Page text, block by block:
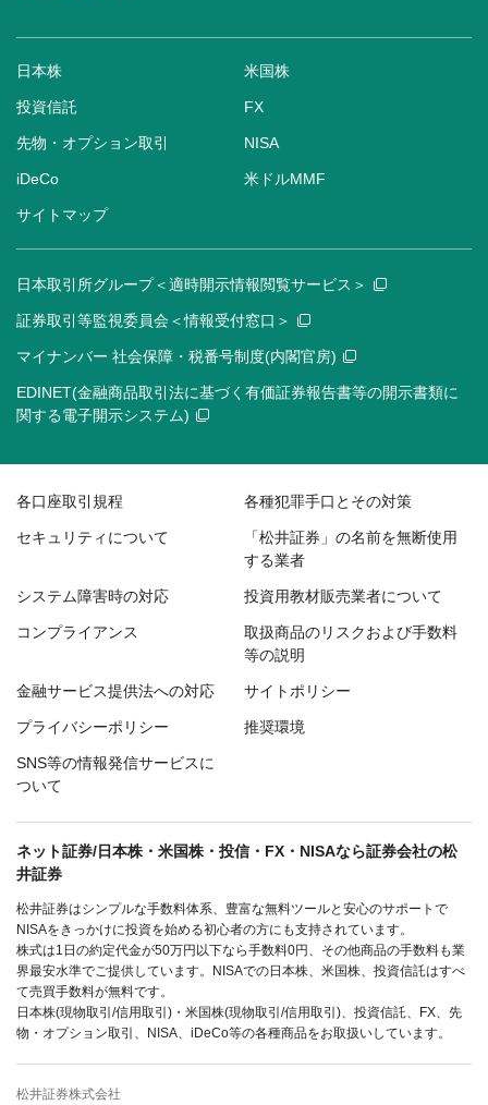
日本株 米国株
投資信託 FX
先物・オプション取引 NISA
iDeCo 米ドルMMF
サイトマップ
日本取引所グループ＜適時開示情報閲覧サービス＞
証券取引等監視委員会＜情報受付窓口＞
マイナンバー 社会保障・税番号制度(内閣官房)
EDINET(金融商品取引法に基づく有価証券報告書等の開示書類に
関する電子開示システム)
各口座取引規程 各種犯罪手口とその対策
セキュリティについて
「松井証券」の名前を無断使用
する業者
システム障害時の対応 投資用教材販売業者について
コンプライアンス
取扱商品のリスクおよび手数料
等の説明
金融サービス提供法への対応 サイトポリシー
プライバシーポリシー 推奨環境
SNS等の情報発信サービスに
ついて
ネット証券/日本株・米国株・投信・FX・NISAなら証券会社の松
井証券
松井証券はシンプルな手数料体系、豊富な無料ツールと安心のサポートで
NISAをきっかけに投資を始める初心者の方にも支持されています。
株式は1日の約定代金が50万円以下なら手数料0円、その他商品の手数料も業
界最安水準でご提供しています。NISAでの日本株、米国株、投資信託はすべ
て売買手数料が無料です。
日本株(現物取引/信用取引)・米国株(現物取引/信用取引)、投資信託、FX、先
物・オプション取引、NISA、iDeCo等の各種商品をお取扱いしています。
松井証券株式会社